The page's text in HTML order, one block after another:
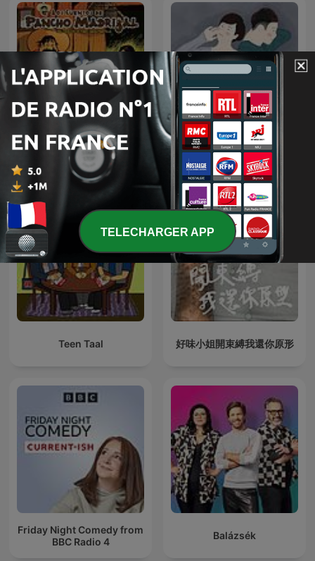
Pancho Madrigal 小潘&寶拉
Teen Taal 好味小姐開束縛我還你原形
Friday Night Comedy from
BBC Radio 4
Balázsék
TELECHARGER APP